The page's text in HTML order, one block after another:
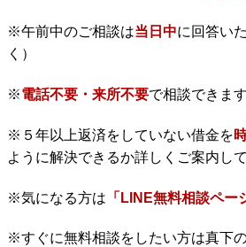
※午前中のご相談は当日中に回答い
く）
※電話不要・来所不要で相談できます
※５年以上返済をしていない借金を
ように解決できるか詳しくご案内して
※気になる方は 「LINE無料相談ペー
※すぐに無料相談をしたい方は真下